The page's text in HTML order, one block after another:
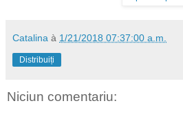
Catalina à 1/21/2018 07:37:00 a.m.
Distribuiți
Niciun comentariu: